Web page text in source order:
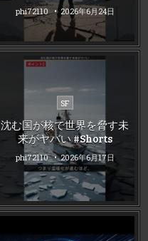
phi72110 2026年6月24日
Posted
in
SF
沈む国が核で世界を脅す未
来がヤバい #Shorts
phi72110 2026年6月17日